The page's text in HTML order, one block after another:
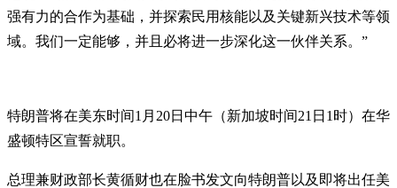
强有力的合作为基础，并探索民用核能以及关键新兴技术等领
域。我们一定能够，并且必将进一步深化这一伙伴关系。”
特朗普将在美东时间1月20日中午（新加坡时间21日1时）在华
盛顿特区宣誓就职。
总理兼财政部长黄循财也在脸书发文向特朗普以及即将出任美